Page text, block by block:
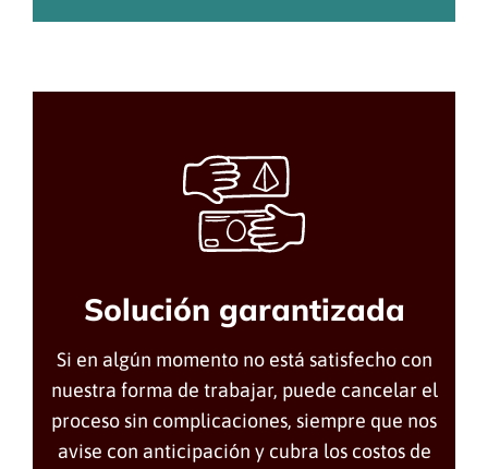
Solución garantizada
Si en algún momento no está satisfecho con
nuestra forma de trabajar, puede cancelar el
proceso sin complicaciones, siempre que nos
avise con anticipación y cubra los costos de